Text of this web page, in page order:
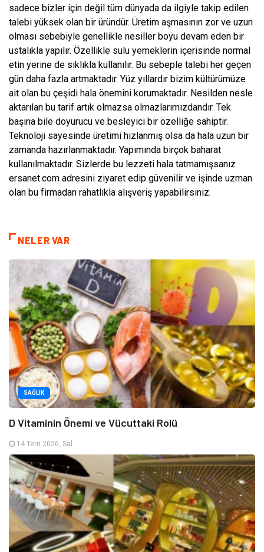
sadece bizler için değil tüm dünyada da ilgiyle takip edilen
talebi yüksek olan bir üründür. Üretim aşmasının zor ve uzun
olması sebebiyle genellikle nesiller boyu devam eden bir
ustalıkla yapılır. Özellikle sulu yemeklerin içerisinde normal
etin yerine de sıklıkla kullanılır. Bu sebeple talebi her geçen
gün daha fazla artmaktadır. Yüz yıllardır bizim kültürümüze
ait olan bu çeşidi hala önemini korumaktadır. Nesilden nesle
aktarılan bu tarif artık olmazsa olmazlarımızdandır. Tek
başına bile doyurucu ve besleyici bir özelliğe sahiptir.
Teknoloji sayesinde üretimi hızlanmış olsa da hala uzun bir
zamanda hazırlanmaktadır. Yapımında birçok baharat
kullanılmaktadır. Sizlerde bu lezzeti hala tatmamışsanız
ersanet.com adresini ziyaret edip güvenilir ve işinde uzman
olan bu firmadan rahatlıkla alışveriş yapabilirsiniz.
NELER VAR
SAĞLIK
D Vitaminin Önemi ve Vücuttaki Rolü
14 Tem 2026, Sal